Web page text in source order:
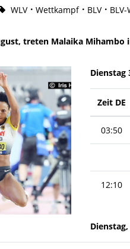
WLV Wettkampf BLV
treten Malaika Mihambo
Dienstag
Zeit DE
03:50
12:10